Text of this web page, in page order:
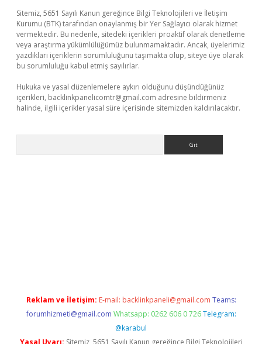
Sitemiz, 5651 Sayılı Kanun gereğince Bilgi Teknolojileri ve İletişim
Kurumu (BTK) tarafından onaylanmış bir Yer Sağlayıcı olarak hizmet
vermektedir. Bu nedenle, sitedeki içerikleri proaktif olarak denetleme
veya araştırma yükümlülüğümüz bulunmamaktadır. Ancak, üyelerimiz
yazdıkları içeriklerin sorumluluğunu taşımakta olup, siteye üye olarak
bu sorumluluğu kabul etmiş sayılırlar.
Hukuka ve yasal düzenlemelere aykırı olduğunu düşündüğünüz
içerikleri, backlinkpanelicomtr@gmail.com adresine bildirmeniz
halinde, ilgili içerikler yasal süre içerisinde sitemizden kaldırılacaktır.
Reklam ve İletişim: E-mail: backlinkpaneli@gmail.com Teams:
forumhizmeti@gmail.com Whatsapp: 0262 606 0 726 Telegram:
@karabul
Yasal Uyarı: Sitemiz, 5651 Sayılı Kanun gereğince Bilgi Teknolojileri